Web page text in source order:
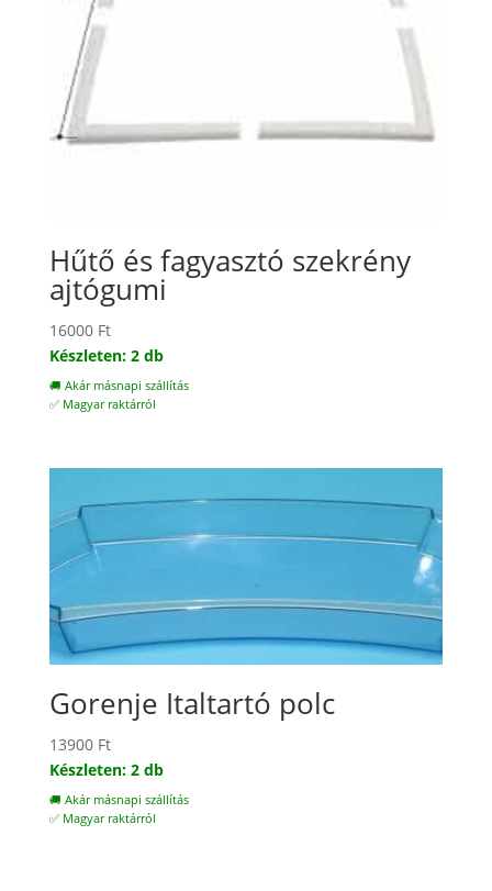
Hűtő és fagyasztó szekrény
ajtógumi
16000 Ft
Készleten: 2 db
🚚 Akár másnapi szállítás
✅ Magyar raktárról
Gorenje Italtartó polc
13900 Ft
Készleten: 2 db
🚚 Akár másnapi szállítás
✅ Magyar raktárról